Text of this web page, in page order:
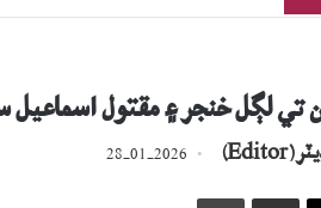
لڳل خنجر ۽ مقتول
28-01-2026
X اي ميل وسيلي ونڊيو پرنٽ